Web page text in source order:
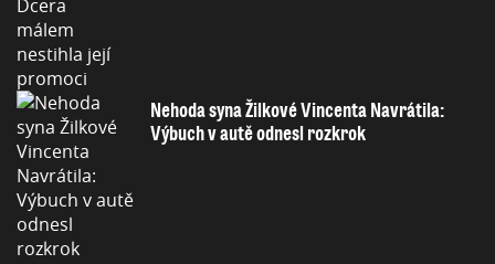
Nehoda syna Žilkové Vincenta Navrátila:
Výbuch v autě odnesl rozkrok